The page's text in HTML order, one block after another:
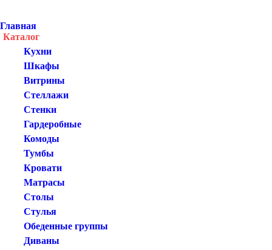
Главная
Каталог
Кухни
Шкафы
Витрины
Стеллажи
Стенки
Гардеробные
Комоды
Тумбы
Кровати
Матрасы
Столы
Стулья
Обеденные группы
Диваны